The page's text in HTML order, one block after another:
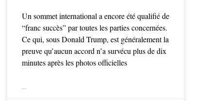
Un sommet international a encore été qualifié de
“franc succès” par toutes les parties concernées.
Ce qui, sous Donald Trump, est généralement la
preuve qu’aucun accord n’a survécu plus de dix
minutes après les photos officielles